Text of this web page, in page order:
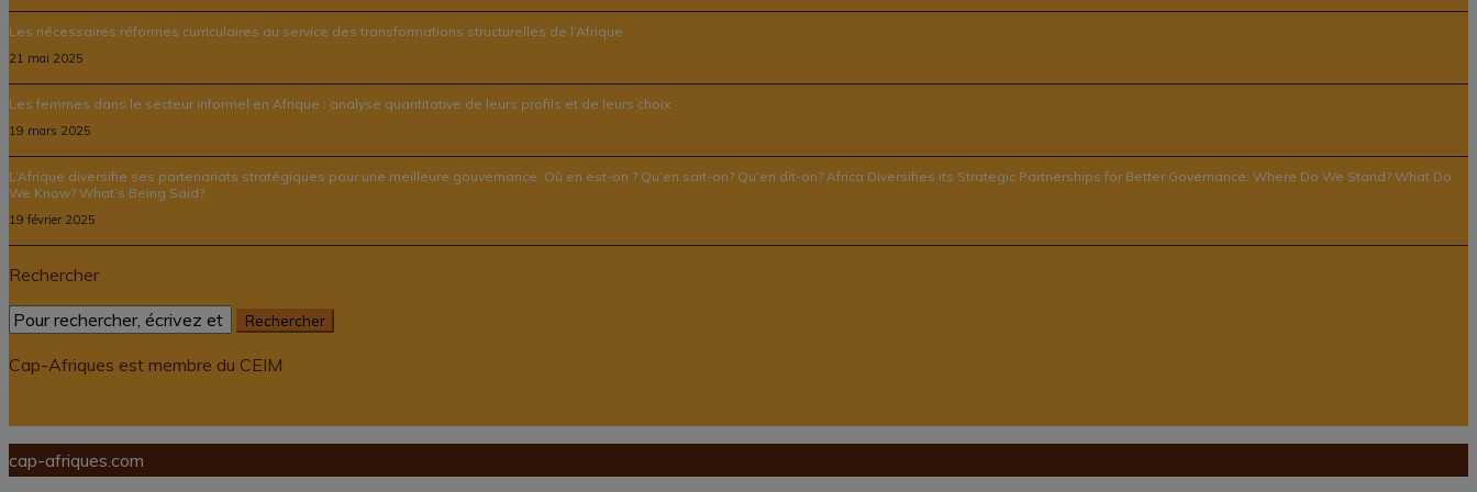
Les nécessaires réformes curriculaires au service des transformations structurelles de l’Afrique
21 mai 2025
Les femmes dans le secteur informel en Afrique : analyse quantitative de leurs profils et de leurs choix
19 mars 2025
L’Afrique diversifie ses partenariats stratégiques pour une meilleure gouvernance: Où en est-on ? Qu’en sait-on? Qu’en dit-on? Africa Diversifies its Strategic Partnerships for Better Governance: Where Do We Stand? What Do
We Know? What’s Being Said?
19 février 2025
Rechercher
Cap-Afriques est membre du CEIM
cap-afriques.com